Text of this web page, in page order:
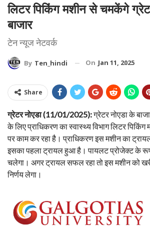
लिटर पिकिंग मशीन से चमकेंगे
बाजार
टेन न्यूज नेटवर्क
By Ten_hindi On Jan 11, 2025
Share
ग्रेटर नोएडा (11/01/2025):ग्रेटर नोएडा के
के लिए प्राधिकरण का स्वास्थ्य विभाग लिटर पिकिंग
पर काम कर रहा है। प्राधिकरण इस मशीन का
इसका पहला ट्रायल हुआ है। पायलट प्रोजेक्ट के
चलेगा। अगर ट्रायल सफल रहा तो इस मशीन को
निर्णय लेगा।